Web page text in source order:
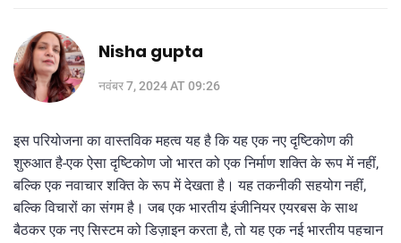
Nisha gupta
नवंबर 7, 2024 AT 09:26
इस परियोजना का वास्तविक महत्व यह है कि यह एक नए दृष्टिकोण की
शुरुआत है-एक ऐसा दृष्टिकोण जो भारत को एक निर्माण शक्ति के रूप में नहीं,
बल्कि एक नवाचार शक्ति के रूप में देखता है। यह तकनीकी सहयोग नहीं,
बल्कि विचारों का संगम है। जब एक भारतीय इंजीनियर एयरबस के साथ
बैठकर एक नए सिस्टम को डिज़ाइन करता है, तो यह एक नई भारतीय पहचान